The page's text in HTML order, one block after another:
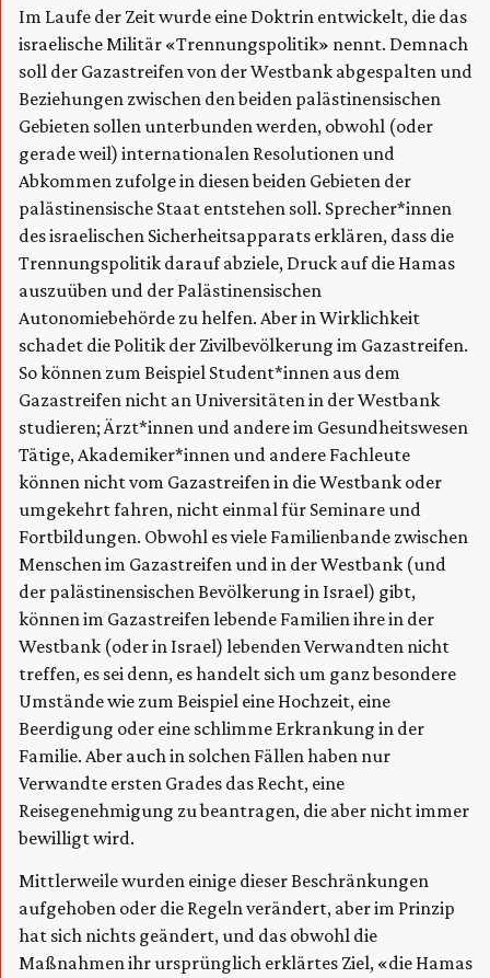
Im Laufe der Zeit wurde eine Doktrin entwickelt, die das
israelische Militär «Trennungspolitik» nennt. Demnach
soll der Gazastreifen von der Westbank abgespalten und
Beziehungen zwischen den beiden palästinensischen
Gebieten sollen unterbunden werden, obwohl (oder
gerade weil) internationalen Resolutionen und
Abkommen zufolge in diesen beiden Gebieten der
palästinensische Staat entstehen soll. Sprecher*innen
des israelischen Sicherheitsapparats erklären, dass die
Trennungspolitik darauf abziele, Druck auf die Hamas
auszuüben und der Palästinensischen
Autonomiebehörde zu helfen. Aber in Wirklichkeit
schadet die Politik der Zivilbevölkerung im Gazastreifen.
So können zum Beispiel Student*innen aus dem
Gazastreifen nicht an Universitäten in der Westbank
studieren; Ärzt*innen und andere im Gesundheitswesen
Tätige, Akademiker*innen und andere Fachleute
können nicht vom Gazastreifen in die Westbank oder
umgekehrt fahren, nicht einmal für Seminare und
Fortbildungen. Obwohl es viele Familienbande zwischen
Menschen im Gazastreifen und in der Westbank (und
der palästinensischen Bevölkerung in Israel) gibt,
können im Gazastreifen lebende Familien ihre in der
Westbank (oder in Israel) lebenden Verwandten nicht
treffen, es sei denn, es handelt sich um ganz besondere
Umstände wie zum Beispiel eine Hochzeit, eine
Beerdigung oder eine schlimme Erkrankung in der
Familie. Aber auch in solchen Fällen haben nur
Verwandte ersten Grades das Recht, eine
Reisegenehmigung zu beantragen, die aber nicht immer
bewilligt wird.
Mittlerweile wurden einige dieser Beschränkungen
aufgehoben oder die Regeln verändert, aber im Prinzip
hat sich nichts geändert, und das obwohl die
Maßnahmen ihr ursprünglich erklärtes Ziel, «die Hamas